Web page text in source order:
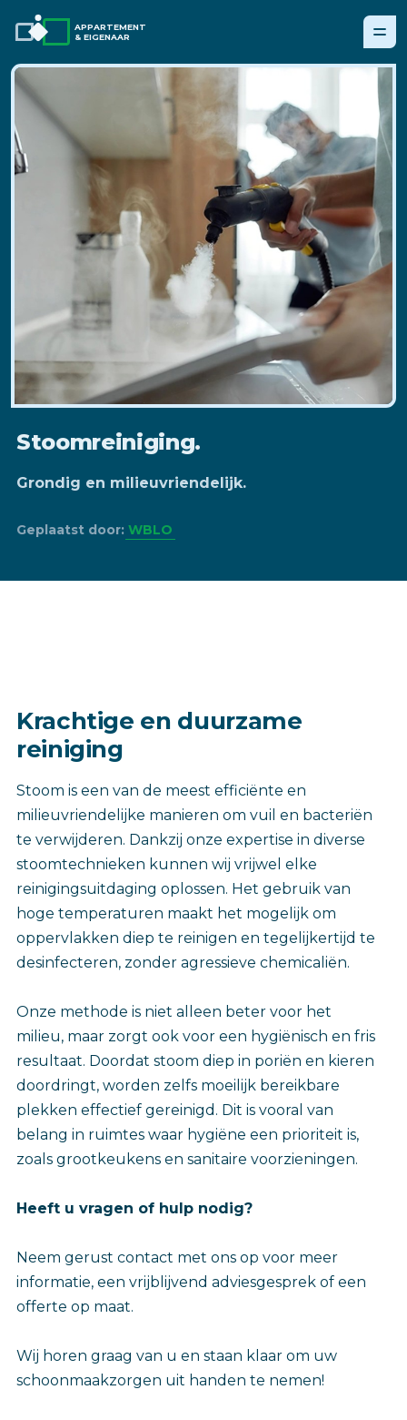
APPARTEMENT
& EIGENAAR
Stoomreiniging.
Grondig en milieuvriendelijk.
Geplaatst door: WBLO
Krachtige en duurzame
reiniging
Stoom is een van de meest efficiënte en
milieuvriendelijke manieren om vuil en bacteriën
te verwijderen. Dankzij onze expertise in diverse
stoomtechnieken kunnen wij vrijwel elke
reinigingsuitdaging oplossen. Het gebruik van
hoge temperaturen maakt het mogelijk om
oppervlakken diep te reinigen en tegelijkertijd te
desinfecteren, zonder agressieve chemicaliën.
Onze methode is niet alleen beter voor het
milieu, maar zorgt ook voor een hygiënisch en fris
resultaat. Doordat stoom diep in poriën en kieren
doordringt, worden zelfs moeilijk bereikbare
plekken effectief gereinigd. Dit is vooral van
belang in ruimtes waar hygiëne een prioriteit is,
zoals grootkeukens en sanitaire voorzieningen.
Heeft u vragen of hulp nodig?
Neem gerust contact met ons op voor meer
informatie, een vrijblijvend adviesgesprek of een
offerte op maat.
Wij horen graag van u en staan klaar om uw
schoonmaakzorgen uit handen te nemen!